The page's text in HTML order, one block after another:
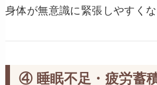
身体が無意識に緊張しやすくな
④ 睡眠不足・疲労蓄